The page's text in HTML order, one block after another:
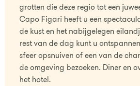
grotten die deze regio tot een
Capo Figari heeft u een
de kust en het nabijgelegen
rest van de dag kunt u
sfeer opsnuiven of een van de
de omgeving bezoeken. Diner en
het hotel.